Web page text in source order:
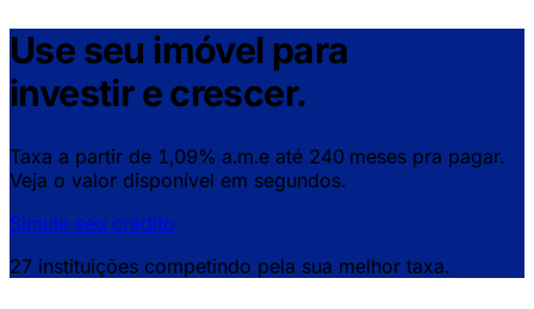
Use seu imóvel para
investir e crescer.
Taxa a partir de 1,09% a.m.e até 240 meses pra pagar.
Veja o valor disponível em segundos.
Simule seu crédito
27 instituições competindo pela sua melhor taxa.